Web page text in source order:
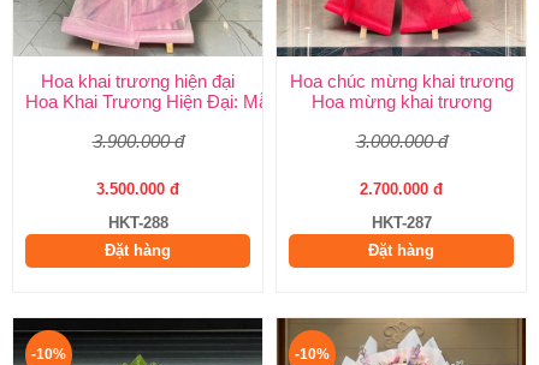
Hoa khai trương hiện đại
Hoa Khai Trương Hiện Đại: Mẫu Đẹp, Sang Trọng & Giao Nhanh
3.900.000 đ
3.500.000 đ
HKT-288
Đặt hàng
Hoa chúc mừng khai trương
Hoa mừng khai trương
3.000.000 đ
2.700.000 đ
HKT-287
Đặt hàng
-10% -10%